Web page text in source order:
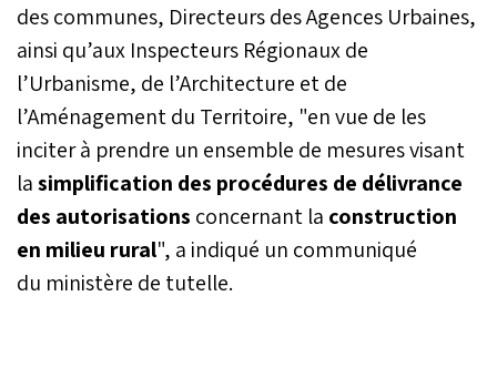
des communes, Directeurs des Agences Urbaines,
ainsi qu’aux Inspecteurs Régionaux de
l’Urbanisme, de l’Architecture et de
l’Aménagement du Territoire, "en vue de les
inciter à prendre un ensemble de mesures visant
lasimplification des procédures de délivrance
des autorisations concernant la construction
en milieu rural", a indiqué un communiqué
du ministère de tutelle.